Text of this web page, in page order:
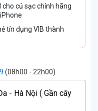
củ sạc chính hãng
tín dụng VIB thành
(08h00 - 22h00)
- Hà Nội ( Gần cây